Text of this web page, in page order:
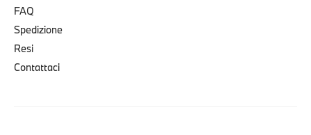
FAQ
Spedizione
Resi
Contattaci